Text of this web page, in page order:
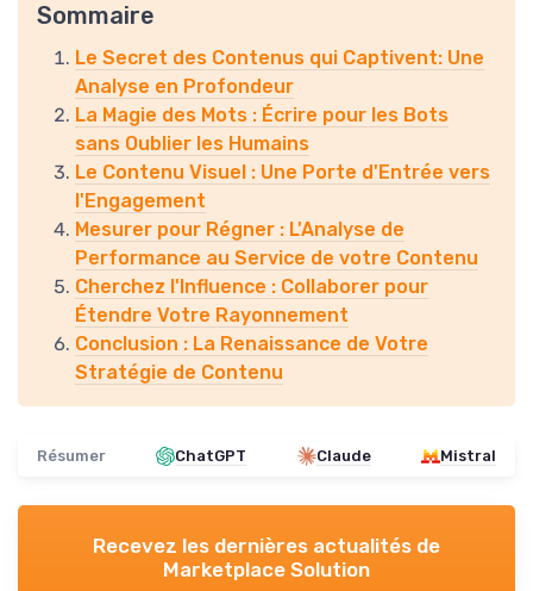
Sommaire
Le Secret des Contenus qui Captivent: Une
Analyse en Profondeur
La Magie des Mots : Écrire pour les Bots
sans Oublier les Humains
Le Contenu Visuel : Une Porte d'Entrée vers
l'Engagement
Mesurer pour Régner : L'Analyse de
Performance au Service de votre Contenu
Cherchez l'Influence : Collaborer pour
Étendre Votre Rayonnement
Conclusion : La Renaissance de Votre
Stratégie de Contenu
Résumer ChatGPT Claude Mistral
Recevez les dernières actualités de
Marketplace Solution